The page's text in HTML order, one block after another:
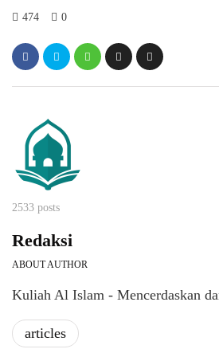
474 0
2533 posts
Redaksi
ABOUT AUTHOR
Kuliah Al Islam - Mencerdaskan
articles